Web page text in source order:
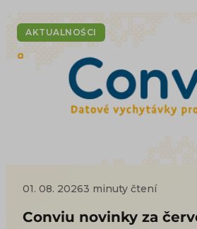
AKTUALNOŚCI
01. 08. 20263 minuty čtení
Conviu novinky za